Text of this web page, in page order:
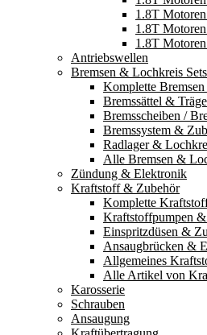
1.8T
1.8T
1.8T
Antriebswellen
Bremsen & Lochkreis Sets
Komplette
Bremssättel &
Bremsscheiben /
Bremssystem &
Radlager &
Alle Bremsen &
Zündung & Elektronik
Kraftstoff & Zubehör
Komplette
Kraftstoffpumpen
Einspritzdüsen &
Ansaugbrücken &
Allgemeines
Alle Artikel von
Karosserie
Schrauben
Ansaugung